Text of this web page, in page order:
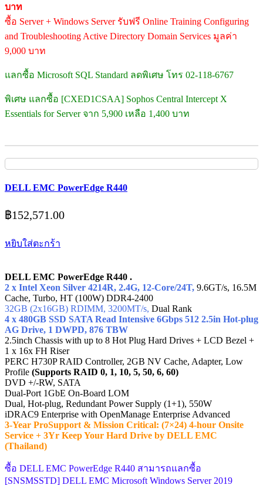
บาท
ซื้อ Server + Windows Server รับฟรี Online Training Configuring
and Troubleshooting Active Directory Domain Services มูลค่า
9,000 บาท
แลกซื้อ Microsoft SQL Standard ลดพิเศษ โทร 02-118-6767
พิเศษ แลกซื้อ [CXED1CSAA] Sophos Central Intercept X
Essentials for Server จาก 5,900 เหลือ 1,400 บาท
DELL EMC PowerEdge R440
฿152,571.00
หยิบใส่ตะกร้า
DELL EMC PowerEdge R440 .
2 x Intel Xeon Silver 4214R, 2.4G, 12-Core/24T, 9.6GT/s, 16.5M
Cache, Turbo, HT (100W) DDR4-2400
32GB (2x16GB) RDIMM, 3200MT/s, Dual Rank
4 x 480GB SSD SATA Read Intensive 6Gbps 512 2.5in Hot-plug
AG Drive, 1 DWPD, 876 TBW
2.5inch Chassis with up to 8 Hot Plug Hard Drives + LCD Bezel +
1 x 16x FH Riser
PERC H730P RAID Controller, 2GB NV Cache, Adapter, Low
Profile (Supports RAID 0, 1, 10, 5, 50, 6, 60)
DVD +/-RW, SATA
Dual-Port 1GbE On-Board LOM
Dual, Hot-plug, Redundant Power Supply (1+1), 550W
iDRAC9 Enterprise with OpenManage Enterprise Advanced
3-Year ProSupport & Mission Critical: (7×24) 4-hour Onsite
Service + 3Yr Keep Your Hard Drive by DELL EMC
(Thailand)
ซื้อ DELL EMC PowerEdge R440 สามารถแลกซื้อ
[SNSMSSTD] DELL EMC Microsoft Windows Server 2019